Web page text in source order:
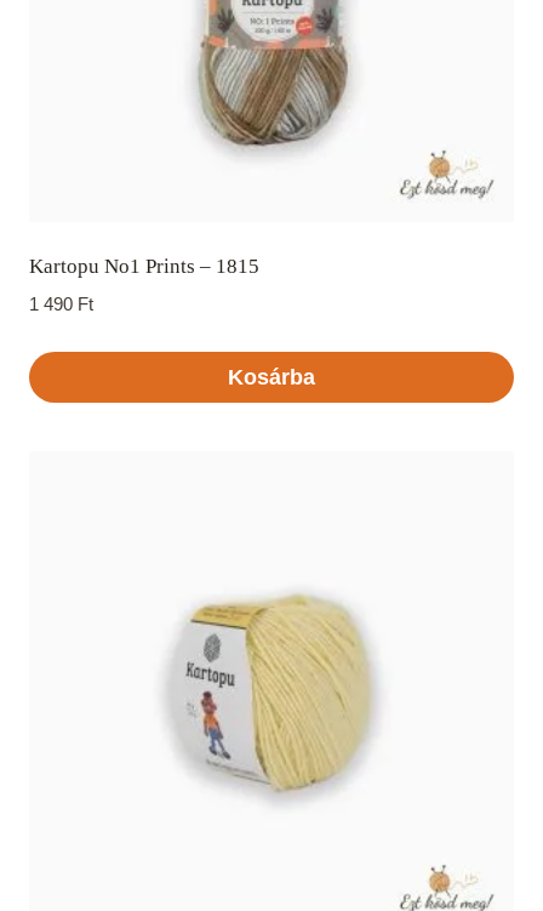
Kartopu No1 Prints – 1815
1 490 Ft
Kosárba